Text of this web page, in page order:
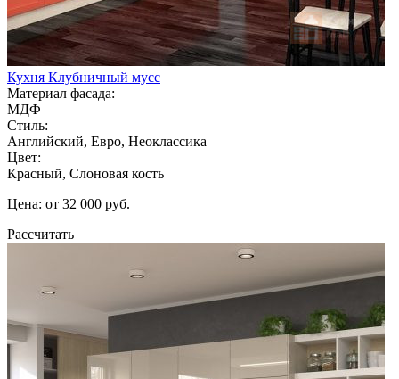
Кухня Клубничный мусс
Материал фасада:
МДФ
Стиль:
Английский, Евро, Неоклассика
Цвет:
Красный, Слоновая кость
Цена: от 32 000 руб.
Рассчитать